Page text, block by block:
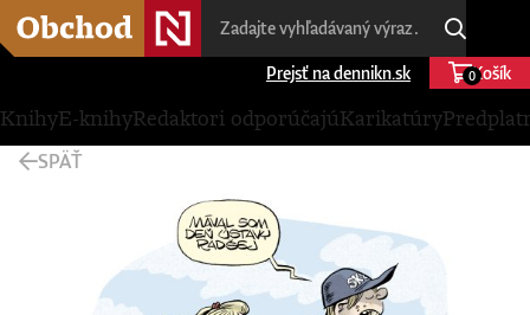
Prejsť na dennikn.sk Košík
0
KnihyE-knihyRedaktori odporúčajúKarikatúry
SPÄŤ